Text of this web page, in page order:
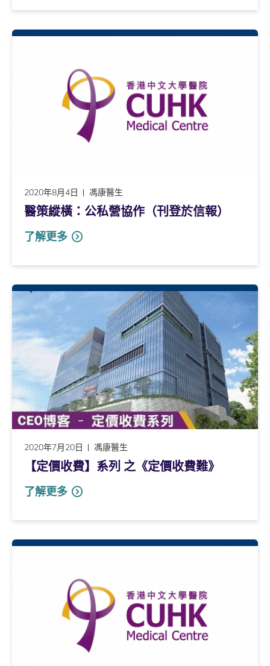
2020年8月4日 馮康醫生
醫策縱橫：公私營協作（刊登於信報）
了解更多
2020年7月20日 馮康醫生
【定價收費】系列 之《定價收費難》
了解更多